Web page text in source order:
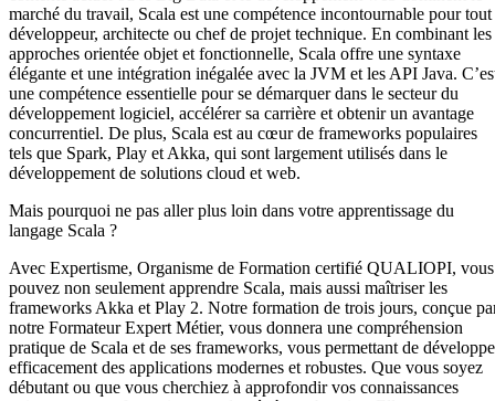
marché du travail, Scala est une compétence incontournable pour tout
développeur, architecte ou chef de projet technique. En combinant les
approches orientée objet et fonctionnelle, Scala offre une syntaxe
élégante et une intégration inégalée avec la JVM et les API Java.
une compétence essentielle pour se démarquer dans le secteur du
développement logiciel, accélérer sa carrière et obtenir un avantage
concurrentiel. De plus, Scala est au cœur de frameworks populaires
tels que Spark, Play et Akka, qui sont largement utilisés dans le
développement de solutions cloud et web.
Mais pourquoi ne pas aller plus loin dans votre apprentissage du
langage Scala ?
Avec Expertisme, Organisme de Formation certifié QUALIOPI, vous
pouvez non seulement apprendre Scala, mais aussi maîtriser les
frameworks Akka et Play 2. Notre formation de trois jours, conçue
notre Formateur Expert Métier, vous donnera une compréhension
pratique de Scala et de ses frameworks, vous permettant de
efficacement des applications modernes et robustes. Que vous soyez
débutant ou que vous cherchiez à approfondir vos connaissances